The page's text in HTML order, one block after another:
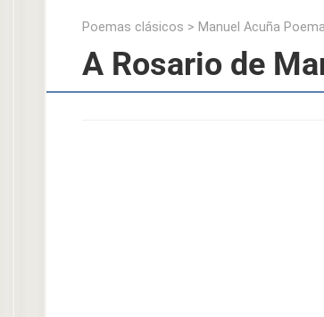
Poemas clásicos > Manuel Acuña
A Rosario de